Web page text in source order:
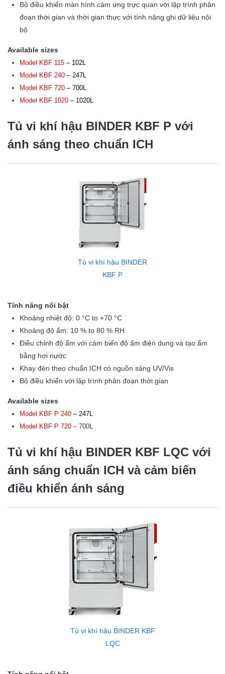
Bộ điều khiển màn hình cảm ứng trực quan với lập trình phân
đoạn thời gian và thời gian thực với tính năng ghi dữ liệu nội
bộ
Available sizes
Model KBF 115 – 102L
Model KBF 240 – 247L
Model KBF 720 – 700L
Model KBF 1020 – 1020L
Tủ vi khí hậu BINDER KBF P với
ánh sáng theo chuẩn ICH
Tủ vi khí hậu BINDER
KBF P
Tính năng nổi bật
Khoảng nhiệt độ: 0 °C to +70 °C
Khoảng độ ẩm: 10 % to 80 % RH
Điều chỉnh độ ẩm với cảm biến độ ẩm điện dung và tạo ẩm
bằng hơi nước
Khay đèn theo chuẩn ICH có nguồn sáng UV/Vis
Bộ điều khiển với lập trình phân đoạn thời gian
Available sizes
Model KBF P 240 – 247L
Model KBF P 720 – 700L
Tủ vi khí hậu BINDER KBF LQC với
ánh sáng chuẩn ICH và cảm biến
điều khiển ánh sáng
Tủ vi khí hậu BINDER KBF
LQC